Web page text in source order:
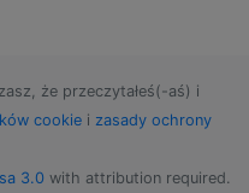
że przeczytałeś(-aś) i
cookie i zasady ochrony
3.0 with attribution required.